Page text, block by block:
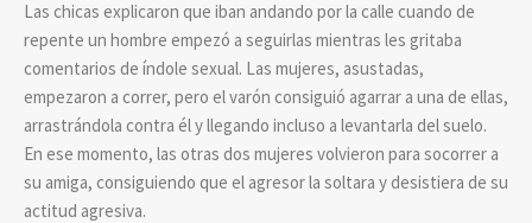
Las chicas explicaron que iban andando por la calle cuando de
repente un hombre empezó a seguirlas mientras les gritaba
comentarios de índole sexual. Las mujeres, asustadas,
empezaron a correr, pero el varón consiguió agarrar a una de ellas,
arrastrándola contra él y llegando incluso a levantarla del suelo.
En ese momento, las otras dos mujeres volvieron para socorrer a
su amiga, consiguiendo que el agresor la soltara y desistiera de su
actitud agresiva.